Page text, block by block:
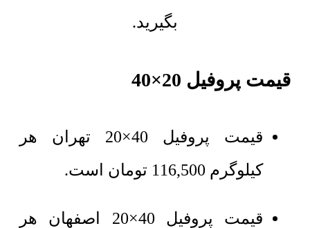
بگیرید.
قیمت پروفیل 20×40
قیمت پروفیل 40×20 تهران هر
کیلوگرم 116,500 تومان است.
قیمت پروفیل 40×20 اصفهان هر